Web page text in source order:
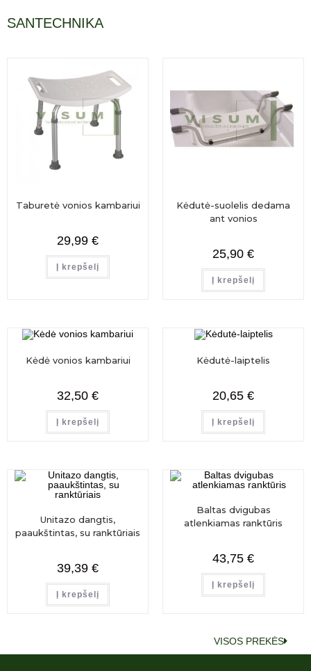
SANTECHNIKA
Taburetė vonios kambariui
29,99 €
Į krepšelį
Kėdutė-suolelis dedama
ant vonios
25,90 €
Į krepšelį
Kėdė vonios kambariui
32,50 €
Į krepšelį
Kėdutė-laiptelis
20,65 €
Į krepšelį
Unitazo dangtis,
paaukštintas, su ranktūriais
39,39 €
Į krepšelį
Baltas dvigubas
atlenkiamas ranktūris
43,75 €
Į krepšelį
VISOS PREKĖS